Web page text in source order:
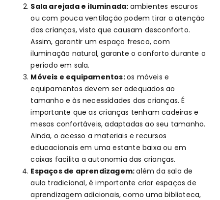
Sala arejada e iluminada: ambientes escuros
ou com pouca ventilação podem tirar a atenção
das crianças, visto que causam desconforto.
Assim, garantir um espaço fresco, com
iluminação natural, garante o conforto durante o
período em sala.
Móveis e equipamentos:os móveis e
equipamentos devem ser adequados ao
tamanho e às necessidades das crianças. É
importante que as crianças tenham cadeiras e
mesas confortáveis, adaptadas ao seu tamanho.
Ainda, o acesso a materiais e recursos
educacionais em uma estante baixa ou em
caixas facilita a autonomia das crianças.
Espaços de aprendizagem:além da sala de
aula tradicional, é importante criar espaços de
aprendizagem adicionais, como uma biblioteca,